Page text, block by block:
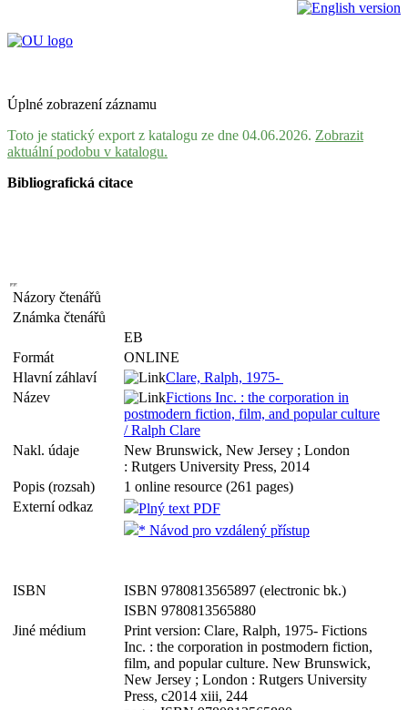
Úplné zobrazení záznamu
Toto je statický export z katalogu ze dne 04.06.2026. Zobrazit
aktuální podobu v katalogu.
Bibliografická citace
Názory čtenářů
Známka čtenářů
EB
Formát
ONLINE
Hlavní záhlaví
Clare, Ralph, 1975-
Název
Fictions Inc. : the corporation in
postmodern fiction, film, and popular culture
/ Ralph Clare
Nakl. údaje
New Brunswick, New Jersey ; London
: Rutgers University Press, 2014
Popis (rozsah)
1 online resource (261 pages)
Externí odkaz
Plný text PDF
* Návod pro vzdálený přístup
ISBN
ISBN 9780813565897 (electronic bk.)
ISBN 9780813565880
Jiné médium
Print version: Clare, Ralph, 1975- Fictions
Inc. : the corporation in postmodern fiction,
film, and popular culture. New Brunswick,
New Jersey ; London : Rutgers University
Press, c2014 xiii, 244